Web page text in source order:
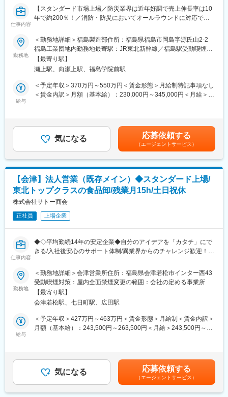
同社は消火器のような防災設備や自動火災報知設備、消防車など
防災に関わる幅広い製品を開発しており、幅広い製品の経験を積
むことができます。また、防災関連法案などの厳しい基準が存在
安定した経営の中で技術を磨けます。
■同社の魅力：
同社は東証上場の総合防災企業であり、世の中に「安全」を売る
病院・化学プラント・発電所・美術館・道路トンネル・船舶等
様々な場所に多岐に渡る防火・消火設備を提供しています。虎ノ
など、防災分野においてオールラウンドに対応できる会社は日本
に殆どなく、非常に社会貢献性の高い仕事です。
変更の範囲：会社の定める業務
仕事内容
【スタンダード市場上場／防災業界は近年好調で売上伸長率は10
年で約200％！／消防・防災においてオールラウンドに対応でき
オニア／景気に左右されず将来性・安定性◎／年休125日】
■業務内容：
自動火災報知機向けの回路設計に携わっていただきます。
火災に伴う熱・煙・炎を各種センサー部品で測定し、結果をマイ
コンが認識できるレベルに増幅するための回路、並びに通信イン
ターフェース回路の開発となります。開発業務に付随する設計検
■採用背景・ミッション
防災業界は日本の法律（消防法）で規定されたサービス・製品を
提供しており、景気変動に左右されにくい安定した事業基盤があ
す。同社は2016年に防犯業界大手のALSOKと資本業務提携を行う
など積極的な資本業務提携による新たなサービス・商品の模索を
しています。
■ポジションの魅力：
同社は消火器のような防災設備や自動火災報知設備、消防車など
防災に関わる幅広い製品を開発しており、幅広い製品の経験を積
むことができます。また、防災関連法案などの厳しい基準が存在
するため、競合他社が少ない中でも高い技術力を求められます。
安定した経営の中で技術を磨けます。
■同社の魅力：
同社は東証上場の総合防災企業であり、世の中に「安全」を売る
お仕事です。主力事業に消防設備があり、大型ビル・商業施設・
病院・化学プラント・発電所・美術館・道路トンネル・船舶等
門ヒルズや渋谷ヒカリエ、大阪のテーマパークなど身近な建築物
にも同社の設備が採用されています。更に防災機器メーカーとし
変更の範囲：会社の定める業務
勤務地
＜勤務地詳細＞福島製造部住所：福島県福島市岡島字源氏山2-2
福島工業団地内勤務地最寄駅：JR東北新幹線／福島駅受動喫煙対
策：屋内全面禁煙変更の範囲：会社の定める事業所
【最寄り駅】
瀬上駅、向瀬上駅、福島学院前駅
給与
＜予定年収＞370万円～550万円＜賃金形態＞月給制特記事項なし
＜賃金内訳＞月額（基本給）：230,000円～345,000円＜月給＞
計6.39ヵ月でした。賃金はあくまでも目安の金額であり、選考を
通じて上下する可能性があります。月給(月額)は固定手当を含めた
表記です。
気になる 応募依頼する
（エージェントサービス）
【会津】法人営業（既存メイン）◆スタンダード上場/
東北トップクラスの食品卸/残業月15h/土日祝休
株式会社サトー商会
正社員 上場企業
仕事内容
◆◇平均勤続14年の安定企業◆自分のアイデアを「カタチ」にで
きる/入社後安心のサポート体制/異業界からのチャレンジ歓迎！/
アポ飛び込みなし◆◇
■業務内容：
学校給食や外食など、地域の様々なところで利用される業務用食
品食材を、メニューの考案等を通じて、お客様へ提案していただ
きます。
・ご要望のヒアリング
※会津営業所には、製菓、学校給食、外食の部門があるため、入社
後の試用期間や適性、ご希望等を考慮して配属部門を決定しま
勤務地
＜勤務地詳細＞会津営業所住所：福島県会津若松市インター西43
受動喫煙対策：屋内全面禁煙変更の範囲：会社の定める事業所
【最寄り駅】
会津若松駅、七日町駅、広田駅
給与
＜予定年収＞427万円～463万円＜賃金形態＞月給制＜賃金内訳＞
月額（基本給）：243,500円～263,500円＜月給＞243,500円～
（4月）25年実績 平均17,750円/月■賞与：年2回（7月、12月）※
過去実績4.0ヶ月分■業績賞与：年1回※業績により3月に賞与支給
の可能性有賃金はあくまでも目安の金額であり、選考を通じて上
下する可能性があります。月給(月額)は固定手当を含めた表記で
気になる 応募依頼する
（エージェントサービス）